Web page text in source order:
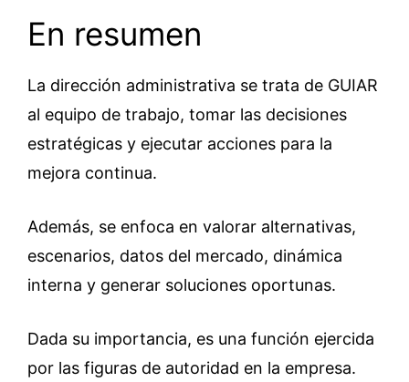
En resumen
La dirección administrativa se trata de GUIAR
al equipo de trabajo, tomar las decisiones
estratégicas y ejecutar acciones para la
mejora continua.
Además, se enfoca en valorar alternativas,
escenarios, datos del mercado, dinámica
interna y generar soluciones oportunas.
Dada su importancia, es una función ejercida
por las figuras de autoridad en la empresa.